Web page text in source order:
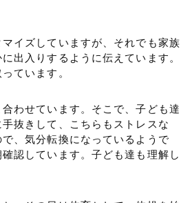
イズしていますが、それでも家族
出入りするように伝えています。
ています。
わせています。そこで、子ども達
抜きして、こちらもストレスな
、気分転換になっているようで
認しています。子ども達も理解し